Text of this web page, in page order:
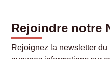
Rejoindre notre
Rejoignez la newsletter